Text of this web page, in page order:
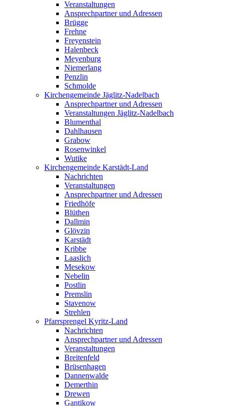
Veranstaltungen
Ansprechpartner und Adressen
Brügge
Frehne
Freyenstein
Halenbeck
Meyenburg
Niemerlang
Penzlin
Schmolde
Kirchengemeinde Jäglitz-Nadelbach
Ansprechpartner und Adressen
Veranstaltungen Jäglitz-Nadelbach
Blumenthal
Dahlhausen
Grabow
Rosenwinkel
Wutike
Kirchengemeinde Karstädt-Land
Nachrichten
Veranstaltungen
Ansprechpartner und Adressen
Friedhöfe
Blüthen
Dallmin
Glövzin
Karstädt
Kribbe
Laaslich
Mesekow
Nebelin
Postlin
Premslin
Stavenow
Strehlen
Pfarrsprengel Kyritz-Land
Nachrichten
Ansprechpartner und Adressen
Veranstaltungen
Breitenfeld
Brüsenhagen
Dannenwalde
Demerthin
Drewen
Gantikow